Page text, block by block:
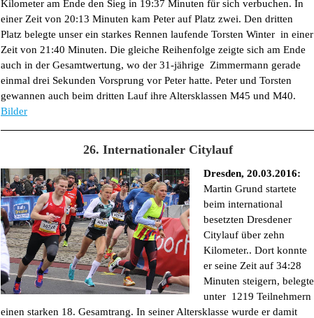
Kilometer am Ende den Sieg in 19:37 Minuten für sich verbuchen. In
einer Zeit von 20:13 Minuten kam Peter auf Platz zwei. Den dritten
Platz belegte unser ein starkes Rennen laufende Torsten Winter in einer
Zeit von 21:40 Minuten. Die gleiche Reihenfolge zeigte sich am Ende
auch in der Gesamtwertung, wo der 31-jährige Zimmermann gerade
einmal drei Sekunden Vorsprung vor Peter hatte. Peter und Torsten
gewannen auch beim dritten Lauf ihre Altersklassen M45 und M40.
Bilder
26. Internationaler Citylauf
Dresden, 20.03.2016:
Martin Grund startete
beim international
besetzten Dresdener
Citylauf über zehn
Kilometer.. Dort konnte
er seine Zeit auf 34:28
Minuten steigern, belegte
unter 1219 Teilnehmern
einen starken 18. Gesamtrang. In seiner Altersklasse wurde er damit